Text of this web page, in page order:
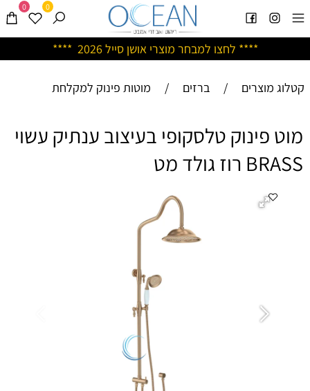
**** לחצו למבחר מוצרי אושן סייל 2026 ****
0 0
קטלוג מוצרים / ברזים / מוטות פינוק למקלחת
מוט פינוק טלסקופי בעיצוב ענתיק עשוי
BRASS רוז גולד מט